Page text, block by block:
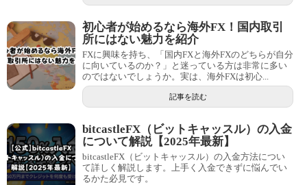
初心者が始めるなら海外FX！国内取引
所にはない魅力を紹介
FXに興味を持ち、「国内FXと海外FXのどちらが自分
に向いているのか？」と迷っている方は非常に多い
のではないでしょうか。実は、海外FXは初心...
記事を読む
bitcastleFX（ビットキャッスル）の入金
について解説【2025年最新】
bitcastleFX（ビットキャッスル）の入金方法につい
て詳しく解説します。上手く入金できずに悩んでい
るかた必見です。